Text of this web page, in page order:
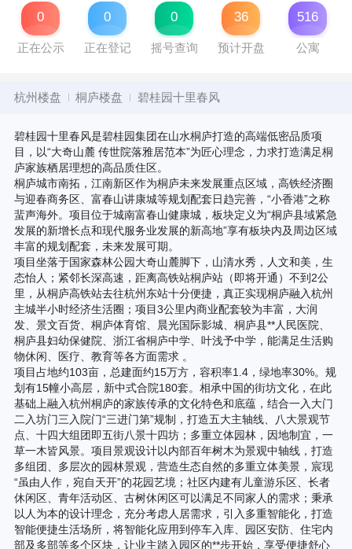
0
正在公示
0
正在登记
0
摇号查询
36
预计开盘
516
公寓
杭州楼盘 桐庐楼盘 碧桂园十里春风
碧桂园十里春风是碧桂园集团在山水桐庐打造的高端低密品质项
目，以“大奇山麓 传世院落雅居范本”为匠心理念，力求打造满足桐
庐家族栖居理想的高品质住区。
桐庐城市南拓，江南新区作为桐庐未来发展重点区域，高铁经济圈
与迎春商务区、富春山讲康城等规划配套日趋完善，“小香港”之称
蜚声海外。项目位于城南富春山健康城，板块定义为“桐庐县域紧急
发展的新增长点和现代服务业发展的新高地”享有板块内及周边区域
丰富的规划配套，未来发展可期。
项目坐落于国家森林公园大奇山麓脚下，山清水秀，人文和美，生
态怡人；紧邻长深高速，距离高铁站桐庐站（即将开通）不到2公
里，从桐庐高铁站去往杭州东站十分便捷，真正实现桐庐融入杭州
主城半小时经济生活圈；项目3公里内商业配套较为丰富，大润
发、景文百货、桐庐体育馆、晨光国际影城、桐庐县**人民医院、
桐庐县妇幼保健院、浙江省桐庐中学、叶浅予中学，能满足生活购
物休闲、医疗、教育等各方面需求 。
项目占地约103亩，总建面约15万方，容积率1.4，绿地率30%。规
划有15幢小高层，新中式合院180套。相承中国的街坊文化，在此
基础上融入杭州桐庐的家族传承的文化特色和底蕴，结合一入大门
二入坊门三入院门“三进门第”规制，打造五大主轴线、八大景观节
点、十四大组团即五街八景十四坊；多重立体园林，因地制宜，一
草一木皆风景。项目景观设计以内部百年树木为景观中轴线，打造
多组团、多层次的园林景观，营造生态自然的多重立体美景，宸现
“虽由人作，宛自天开”的花园艺境；社区内建有儿童游乐区、长者
休闲区、青年活动区、古树休闲区可以满足不同家人的需求；秉承
以人为本的设计理念，充分考虑人居需求，引入多重智能化，打造
智能便捷生活场所，将智能化应用到停车入库、园区安防、住宅内
部及多部等多个区块，让业主踏入园区的**步开始，享受便捷舒心